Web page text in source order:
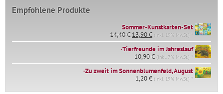
Empfohlene Produkte
Sommer-Kunstkarten-Set
14,40€ Ursprünglicher
Preis
war:
14,40 €
13,90€Aktueller
Preis
ist:
13,90 €.
(inkl. 19% MwSt.) *
∙Tierfreunde im Jahreslauf
10,90€ (inkl. 7% MwSt.) *
∙Zu zweit im Sonnenblumenfeld, August
1,20€ (inkl. 19% MwSt.) *